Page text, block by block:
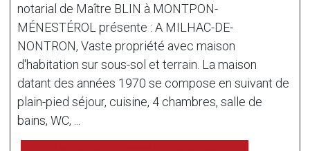
notarial de Maître BLIN à MONTPON-
MÉNESTÉROL présente : A MILHAC-DE-
NONTRON, Vaste propriété avec maison
d'habitation sur sous-sol et terrain. La maison
datant des années 1970 se compose en suivant de
plain-pied séjour, cuisine, 4 chambres, salle de
bains, WC, ...